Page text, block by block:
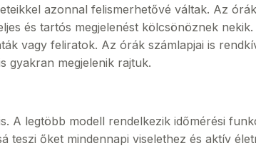
azonnal felismerhetővé váltak. Az
és tartós megjelenést kölcsönöznek
vagy feliratok. Az órák számlapjai is
gyakran megjelenik rajtuk.
A legtöbb modell rendelkezik időmérési
teszi őket mindennapi viselethez és aktív